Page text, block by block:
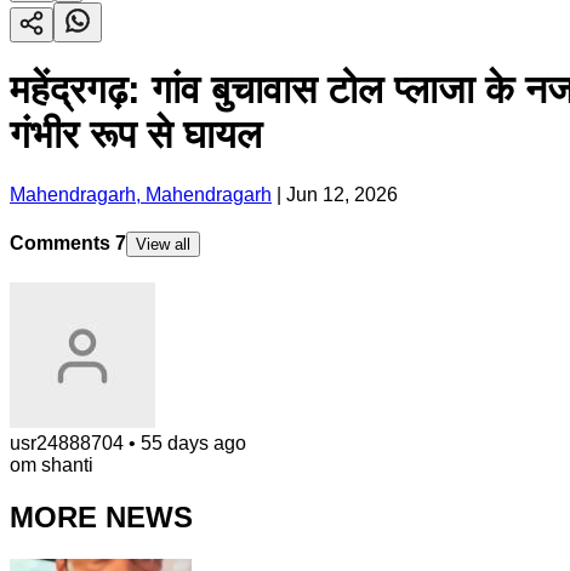
महेंद्रगढ़: गांव बुचावास टोल प्लाजा के
गंभीर रूप से घायल
Mahendragarh, Mahendragarh Jun 12, 2026
Comments 7 View all
usr24888704 • 55 days ago
om shanti
MORE NEWS